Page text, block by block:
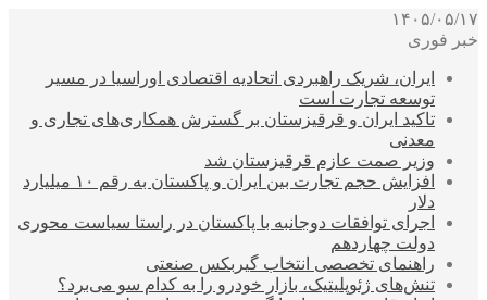
۱۴۰۵/۰۵/۱۷
خبر فوری
ایران، شریک راهبردی اتحادیه اقتصادی اوراسیا در مسیر
توسعه تجارت است
تاکید ایران و قرقیزستان بر گسترش همکاری‌های تجاری و
معدنی
وزیر صمت عازم قرقیزستان شد
افزایش حجم تجارت بین ایران و پاکستان به رقم ۱۰ میلیارد
دلار
اجرای توافقات دوجانبه با پاکستان در راستا سیاست محوری
دولت چهاردهم
راهنمای تخصصی انتخاب گیربکس صنعتی
تنش‌های ژئوپلیتیک، بازار خودرو را به کدام سو می‌برد؟